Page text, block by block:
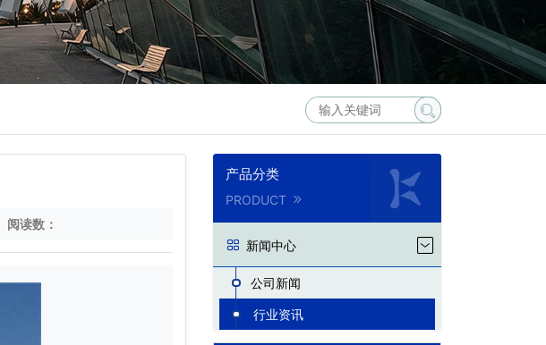
阅读数：
产品分类
PRODUCT
新闻中心
公司新闻
行业资讯